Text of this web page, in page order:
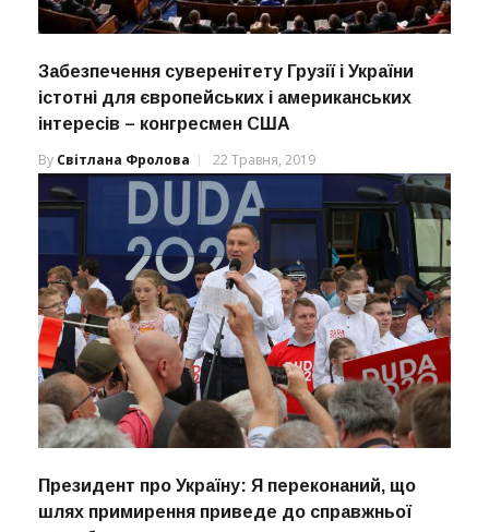
Забезпечення суверенітету Грузії і України
істотні для європейських і американських
інтересів – конгресмен США
By Світлана Фролова 22 Травня, 2019
Президент про Україну: Я переконаний, що
шлях примирення приведе до справжньої